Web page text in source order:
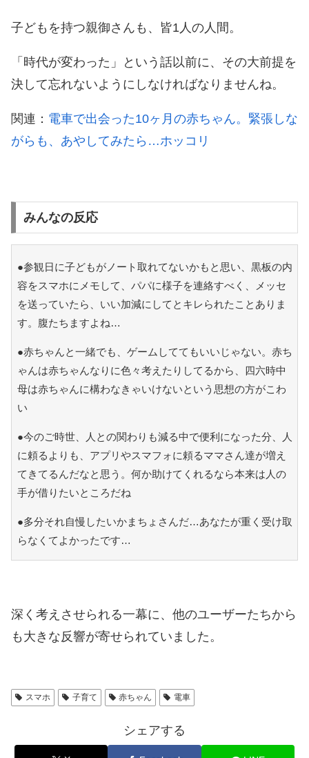
子どもを持つ親御さんも、皆1人の人間。
「時代が変わった」という話以前に、その大前提を
決して忘れないようにしなければなりませんね。
関連： 電車で出会った10ヶ月の赤ちゃん。緊張しな
がらも、あやしてみたら…ホッコリ
みんなの反応
●参観日に子どもがノート取れてないかもと思い、黒板の内
容をスマホにメモして、パパに様子を連絡すべく、メッセ
を送っていたら、いい加減にしてとキレられたことありま
す。腹たちますよね…
●赤ちゃんと一緒でも、ゲームしててもいいじゃない。赤ち
ゃんは赤ちゃんなりに色々考えたりしてるから、四六時中
母は赤ちゃんに構わなきゃいけないという思想の方がこわ
い
●今のご時世、人との関わりも減る中で便利になった分、人
に頼るよりも、アプリやスマフォに頼るママさん達が増え
てきてるんだなと思う。何か助けてくれるなら本来は人の
手が借りたいところだね
●多分それ自慢したいかまちょさんだ…あなたが重く受け取
らなくてよかったです…
深く考えさせられる一幕に、他のユーザーたちから
も大きな反響が寄せられていました。
スマホ 子育て 赤ちゃん 電車
シェアする